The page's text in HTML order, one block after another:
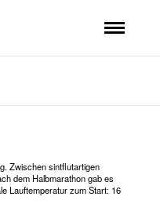
Zwischen sintflutartigen
dem Halbmarathon gab es
Lauftemperatur zum Start: 16